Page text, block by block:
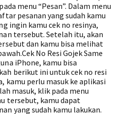
menu “Pesan”. Dalam menu
pesanan yang sudah kamu
ingin kamu cek no resinya,
tersebut. Setelah itu, akan
dan kamu bisa melihat
No Resi Gojek Same
iPhone, kamu bisa
berikut ini untuk cek no resi
kamu perlu masuk ke aplikasi
masuk, klik pada menu
tersebut, kamu dapat
yang sudah kamu lakukan.